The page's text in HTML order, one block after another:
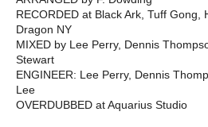
RECORDED at Black Ark, Tuff Gong,
Dragon NY
MIXED by Lee Perry, Dennis
Stewart
ENGINEER: Lee Perry, Dennis
Lee
OVERDUBBED at Aquarius Studio